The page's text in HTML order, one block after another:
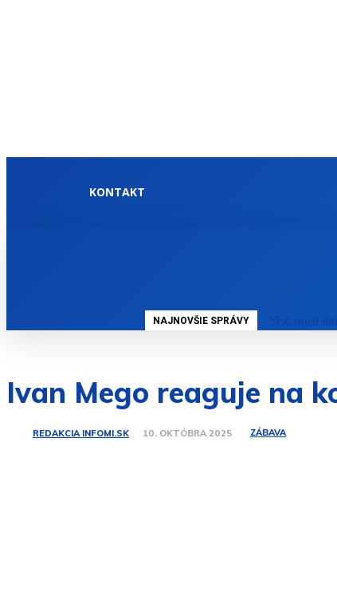
KONTAKT
NAJNOVŠIE SPRÁVY SFZ musí
Ivan Mego reaguje na
REDAKCIA INFOMI.SK 10. OKTÓBRA 2025 ZÁBAVA